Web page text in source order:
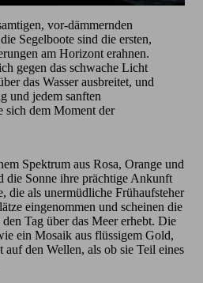
vor-dämmernden
Segelboote sind die ersten,
am Horizont erahnen.
gegen das schwache Licht
das Wasser ausbreitet, und
und jedem sanften
sich dem Moment der
Spektrum aus Rosa, Orange und
die Sonne ihre prächtige Ankunft
die als unermüdliche Frühaufsteher
eingenommen und scheinen die
Tag über das Meer erhebt. Die
ein Mosaik aus flüssigem Gold,
den Wellen, als ob sie Teil eines